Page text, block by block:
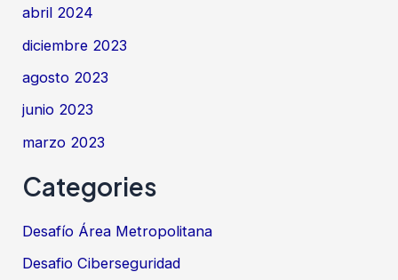
abril 2024
diciembre 2023
agosto 2023
junio 2023
marzo 2023
Categories
Desafío Área Metropolitana
Desafio Ciberseguridad